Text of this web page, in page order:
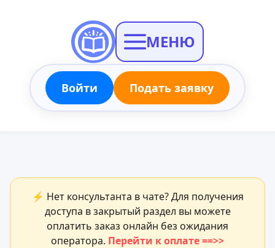
МЕНЮ
Войти Подать заявку
⚡ Нет консультанта в чате? Для получения
доступа в закрытый раздел вы можете
оплатить заказ онлайн без ожидания
оператора. Перейти к оплате ==>>